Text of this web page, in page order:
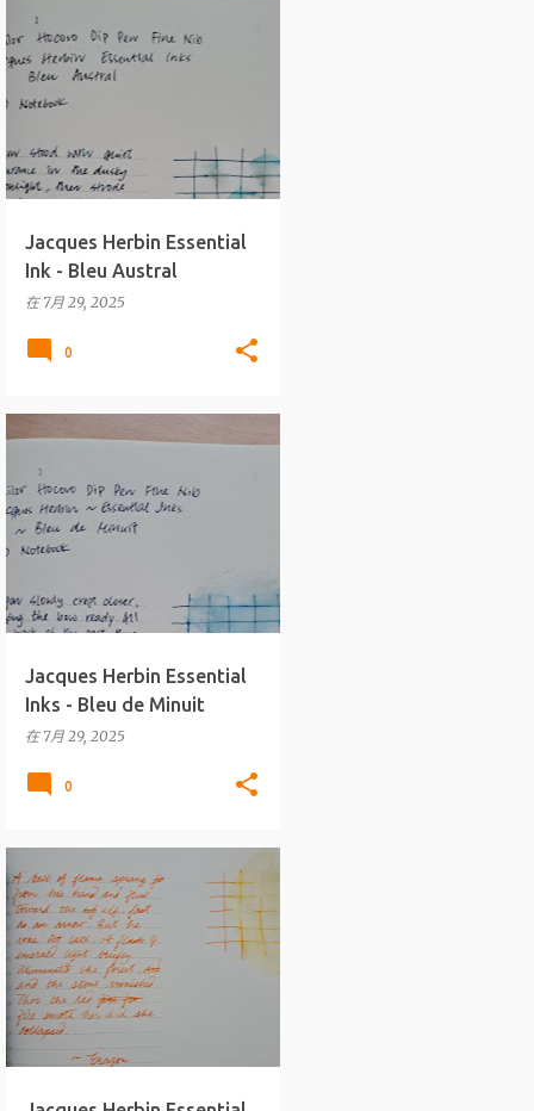
Jacques Herbin Essential
Ink - Bleu Austral
在 7月 29, 2025
墨水
ESSENTIAL INKS
0
Jacques Herbin Essential
Inks - Bleu de Minuit
在 7月 29, 2025
ESSENTIAL INKS
0
墨水 J.HERBIN +
ESSENTIAL INKS